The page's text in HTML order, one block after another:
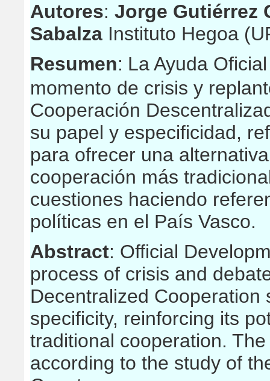
Autores: Jorge Gutiérrez
Sabalza Instituto Hegoa
Resumen: La Ayuda
momento de crisis y
Cooperación
su papel y especificidad,
para ofrecer una
cooperación más
cuestiones haciendo
políticas en el País Vasco.
Abstract: Official
process of crisis and
Decentralized
specificity, reinforcing its
traditional cooperation.
according to the study of